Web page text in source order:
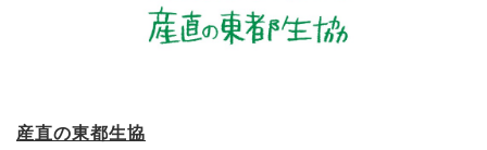
産直の東都生協